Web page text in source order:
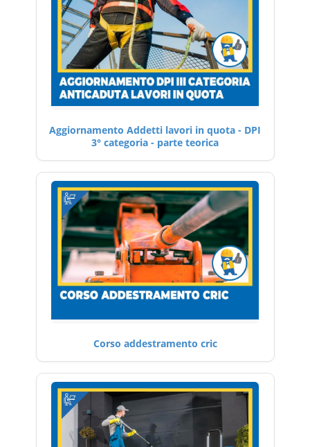
Aggiornamento Addetti lavori in quota - DPI
3° categoria - parte teorica
Corso addestramento cric